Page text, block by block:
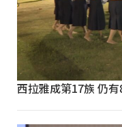
西拉雅成第17族 仍